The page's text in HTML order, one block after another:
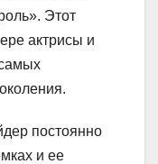
Этот
актрисы и
постоянно
и ее